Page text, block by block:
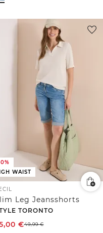
WAIST
Leg Jeansshorts
TORONTO
€49,99€